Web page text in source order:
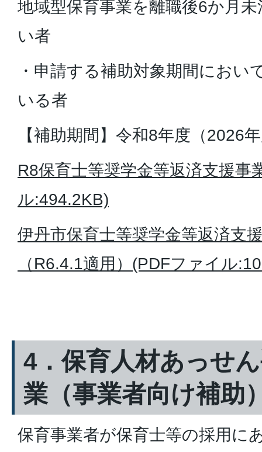
地域型保育事業を離職後6か月
い者
・申請する補助対象期間におい
いる者
【補助期間】令和8年度（2026
R8保育士等奨学金等返済支援事
ル:494.2KB)
伊丹市保育士等奨学金等返済支
（R6.4.1適用）(PDFファイル
4．保育人材あっせ
業（事業者向け補助
保育事業者が保育士等の採用に